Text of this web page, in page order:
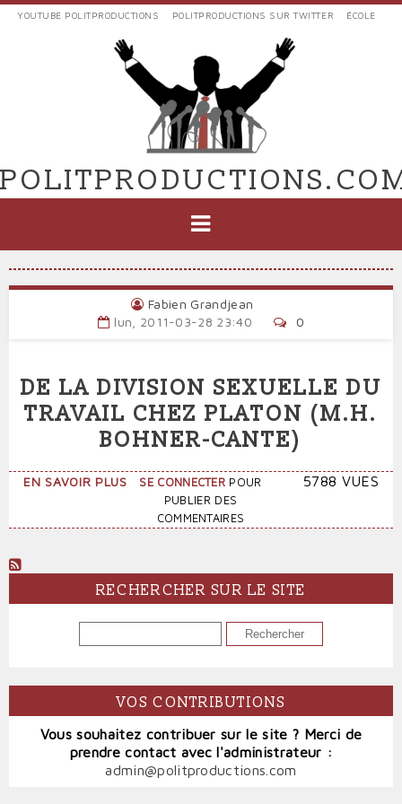
Aller
EXTERNES
POLIT'PRODUCTIONS
YOUTUBE POLITPRODUCTIONS POLITPRODUCTIONS SUR TWITTER ÉCOLE
PRINCIPALE
Fabien Grandjean
lun, 2011-03-28 23:40
0
DE LA DIVISION SEXUELLE DU
TRAVAIL CHEZ PLATON (M.H.
BOHNER-CANTE)
EN SAVOIR PLUS SUR
DU
TRAVAIL
CHEZ
PLATON
(M.H.
SE CONNECTER POUR
PUBLIER DES
COMMENTAIRES
5788 VUES
RECHERCHER SUR LE SITE
RECHERCHER
VOS CONTRIBUTIONS
Vous souhaitez contribuer sur le site ? Merci de
prendre contact avec l'administrateur :
admin@politproductions.com